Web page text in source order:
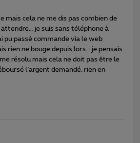
mais cela ne me dis pas combien de
je suis sans téléphone à
pu passé commande via le web
rien ne bouge depuis lors… je pensais
résolu mais cela ne doit pas être le
l’argent demandé, rien en